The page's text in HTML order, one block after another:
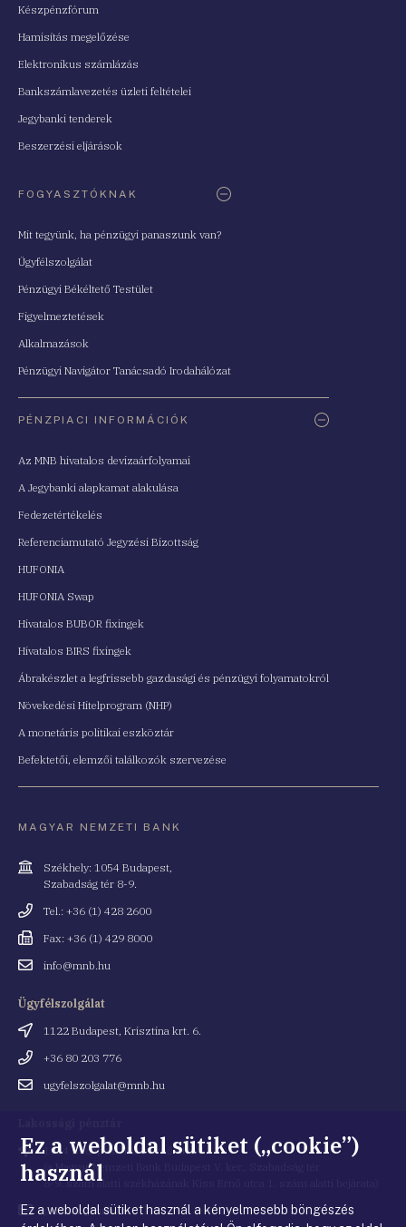
Készpénzfórum
Hamisítás megelőzése
Elektronikus számlázás
Bankszámlavezetés üzleti feltételei
Jegybanki tenderek
Beszerzési eljárások
FOGYASZTÓKNAK
Mit tegyünk, ha pénzügyi panaszunk van?
Ügyfélszolgálat
Pénzügyi Békéltető Testület
Figyelmeztetések
Alkalmazások
Pénzügyi Navigátor Tanácsadó Irodahálózat
PÉNZPIACI INFORMÁCIÓK
Az MNB hivatalos devizaárfolyamai
A Jegybanki alapkamat alakulása
Fedezetértékelés
Referenciamutató Jegyzési Bizottság
HUFONIA
HUFONIA Swap
Hivatalos BUBOR fixingek
Hivatalos BIRS fixingek
Ábrakészlet a legfrissebb gazdasági és pénzügyi folyamatokról
Növekedési Hitelprogram (NHP)
A monetáris politikai eszköztár
Befektetői, elemzői találkozók szervezése
MAGYAR NEMZETI BANK
Cím
Székhely: 1054 Budapest,
Szabadság tér 8-9.
Telefonszám
Tel.: +36 (1) 428 2600
Fax
Fax: +36 (1) 429 8000
Emailinfo@mnb.hu
Ügyfélszolgálat
Cím
1122 Budapest, Krisztina krt. 6.
Telefonszám
+36 80 203 776
Emailugyfelszolgalat@mnb.hu
Cím 1054 Budapest, Kiss Ernő utca 1.
(a Magyar Nemzeti Bank Budapest V. ker., Szabadság tér
8-9. szám alatti székházának Kiss Ernő utca 1. szám alatti bejárata)
Email penztar@mnb.hu
Ez a weboldal sütiket („cookie”)
használ
Ez a weboldal sütiket használ a kényelmesebb böngészés